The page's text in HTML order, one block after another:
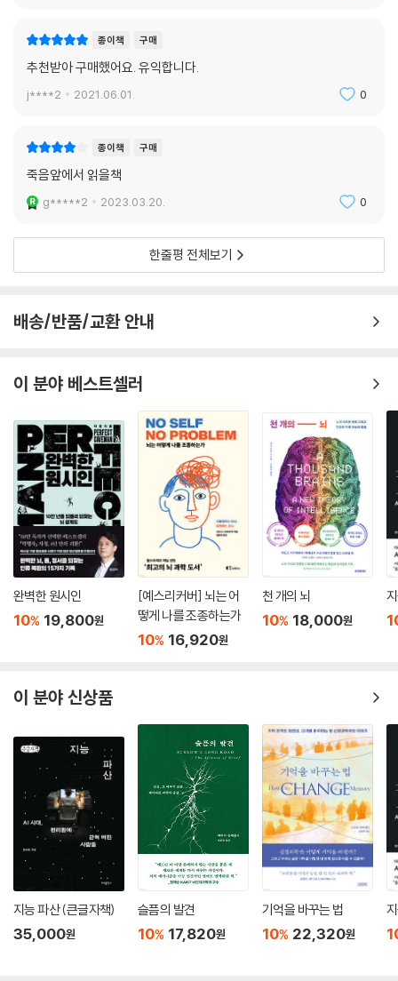
사이키델릭을 투여하면 자아가 해체되는 경험을 하면서 자신이 자연의 일
금지된 약물이 인간의 마음을 바꿀 수 있을까?
마이클 폴란은 1960년대 사이키델릭 세대 출신이라기보다는 사이키델릭
자로서 안정적인 삶을 살아가던 폴란은 인생에서 “영적으로 강렬한” 체험
을 단 한 번도 겪어본 적이 없었다. 하지만 한 저녁 파티에서 저명한 심리학
는 방식에 관한 통찰을 준다"는 말에 호기심을 갖는다. 그러고는 수년 전 받
은 이메일을 떠올렸다. 존스 홉킨스에서 진행된 실로시빈 연구에 관한 논
미 있는 일 중 하나이며, "첫 아이의 탄생이나 부모님의 죽음"과 비견할 정
도로 여겼다는 사실에 깊은 인상을 받는다. 그는 이 모든 이야기가 혹시 약
알약 한 알이나 압지 한 장을 삼키는 행동으로 유발되는 사이키델릭 체험
이 자신의 세계관에 커다란 변화를 일으키는 게 가능할까? 인간의 유한함
에 관한 인식을 바꿀 뿐만 아니라, 실제로 사람의 마음을 바꾸고 그 상태를
오래도록 유지하는 게 가능할까? 이런 생각에 사로잡힌 그는 결국 정신이
라는 세계를 직접 탐험해 보기로 한다. 그러고는 LSD와 실로시빈 등을 직
접 체험하며 의식의 다양한 변성 상태 속으로 들어가 보고, 최신 뇌과학과
사이키델릭 치료사들의 지하 세계 깊숙한 곳까지 뛰어든다. 폴란의 이 "정
신적 여행기"는 사이키델릭뿐만 아니라 인간의 의식이라는 영원한 퍼즐에
대한 탐구라 할 수 있다.
사이키델릭의 미래
폴란은 사이키델릭이 제도권으로 다시 들어오기를 바란다고 했지만, 이것
이 마약으로 규정되어서는 안 된다고 주장하지는 않는다. 실제로 사이키델
릭은 술이나 담배에 비해 중독성이 낮고, 신체 및 정신에 대한 유해 정도가
나 쓸 수 있도록 만들어서는 안 될 것이다. 다만 정치적인 이유로 금지되는
처사임이 분명하다.
현재 진행 중인 사이키델릭 관련 임상시험은 수십 건에 달하고, 임페리얼
칼리지 런던, 존스 홉킨스, UC 버클리, 마운트시나이 아이칸의과대학 등
유수 기관에서 사이키델릭 전담 연구 센터를 운영하고 있다. 엄격한 임상
시험을 통한 검증을 거쳐, 통제된 환경에서 가이드의 지도하에 선별된 사
람들에게 투여된다면, 사이키델릭은 오랜 굴레에서 벗어나, 정신질환으로
고통받는 현대인들에게 단비와 같은 약물로 자리매김할 수 있지 않을까?
“전작 『욕망하는 식물』에서 향정신성 약물의 세계를 탐험했던 마이클 폴
란은 대담하면서도 흥미진진한 이번 책에서 이에 대해 좀 더 깊숙이 파고
종이책 구매
추천받아 구매했어요. 유익합니다.
j****2 2021.06.01. 0
종이책 구매
죽음앞에서 읽을책
g*****2 2023.03.20. 0
한줄평 전체보기
배송/반품/교환 안내
이 분야 베스트셀러
완벽한 원시인
10% 19,800원
[예스리커버] 뇌는 어
떻게 나를 조종하는가
10% 16,920원
천 개의 뇌
10% 18,000원
이 분야 신상품
지능 파산 (큰글자책)
35,000원
슬픔의 발견
10% 17,820원
기억을 바꾸는 법
10% 22,320원